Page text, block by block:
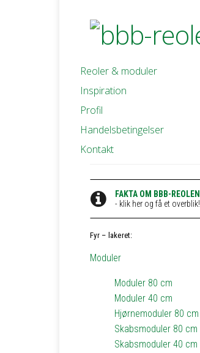
Reoler & moduler
Inspiration
Profil
Handelsbetingelser
Kontakt
FAKTA OM BBB-REOLEN
- klik her og få et overblik!
Fyr – lakeret:
Moduler
Moduler 80 cm
Moduler 40 cm
Hjørnemoduler 80 cm
Skabsmoduler 80 cm
Skabsmoduler 40 cm